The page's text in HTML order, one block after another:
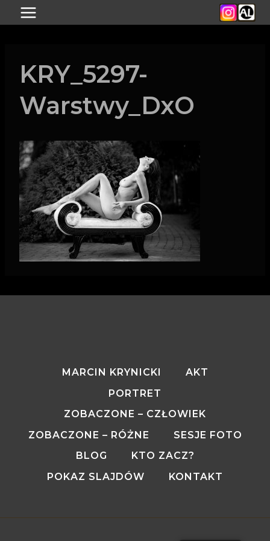
Przejdź
KRY_5297-
Warstwy_DxO
MARCIN KRYNICKI
AKT
PORTRET
ZOBACZONE – CZŁOWIEK
ZOBACZONE – RÓŻNE
SESJE FOTO
BLOG
KTO ZACZ?
POKAZ SLAJDÓW
KONTAKT